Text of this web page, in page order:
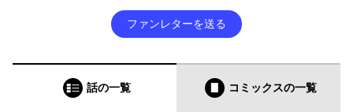
ファンレターを送る
話の一覧 コミックスの一覧